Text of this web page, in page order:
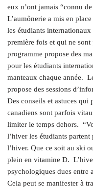
eux n’ont jamais “connu
L’aumônerie a mis en
les étudiants
première fois et qui ne sont
programme propose des
pour les étudiants
manteaux chaque année.
propose des sessions
Des conseils et astuces
canadiens sont parfois
limiter le temps dehors.
l’hiver les étudiants
l’hiver. Que ce soit au ski
plein en vitamine D.
psychologiques dues entre
Cela peut se manifester à